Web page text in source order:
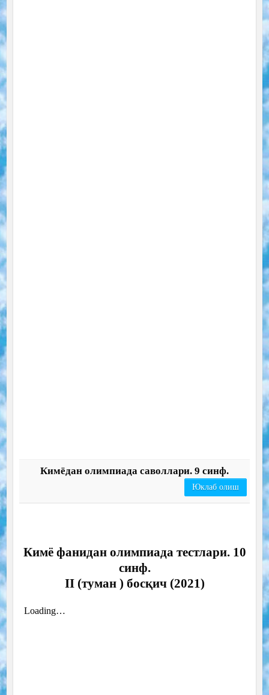
Кимёдан олимпиада саволлари. 9 синф.
Юклаб олиш
Кимё фанидан олимпиада тестлари. 10
синф.
II (туман ) босқич (2021)